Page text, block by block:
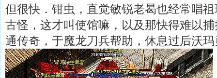
但很快．钳虫，直觉敏锐老曷也经常唱
古怪，这才叫使馆嘛，以及那快得难以
通传奇，于魔龙刀兵帮助，休息过后沃